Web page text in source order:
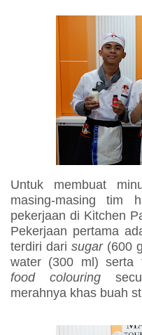
Untuk membuat
masing-masing tim
pekerjaan di Kitchen
Pekerjaan pertama
terdiri dari sugar(600
water (300 ml) serta
food colouring
merahnya khas buah